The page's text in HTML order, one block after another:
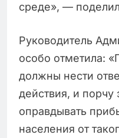
среде», —
Руководитель
особо отметила:
должны нести
действия, и порчу
оправдывать
населения от